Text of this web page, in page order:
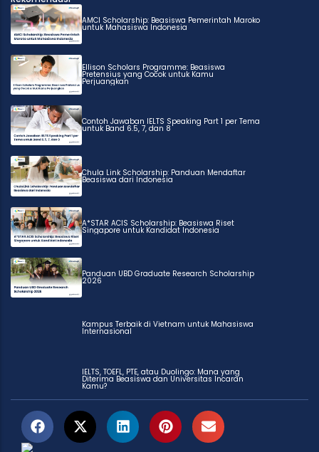
AMCI Scholarship: Beasiswa Pemerintah Maroko
untuk Mahasiswa Indonesia
Ellison Scholars Programme: Beasiswa
Pretensius yang Cocok untuk Kamu
Perjuangkan
Contoh Jawaban IELTS Speaking Part 1 per Tema
untuk Band 6.5, 7, dan 8
Chula Link Scholarship: Panduan Mendaftar
Beasiswa dari Indonesia
A*STAR ACIS Scholarship: Beasiswa Riset
Singapore untuk Kandidat Indonesia
Panduan UBD Graduate Research Scholarship
2026
Kampus Terbaik di Vietnam untuk Mahasiswa
Internasional
IELTS, TOEFL, PTE, atau Duolingo: Mana yang
Diterima Beasiswa dan Universitas Incaran
Kamu?